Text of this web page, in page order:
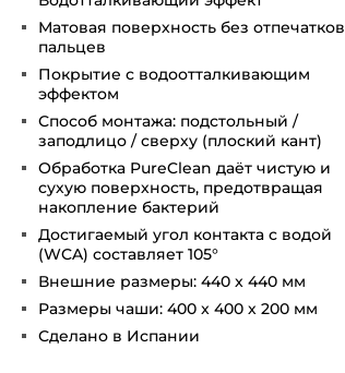
Матовая поверхность без отпечатков
пальцев
Покрытие с водоотталкивающим
эффектом
Способ монтажа: подстольный /
заподлицо / сверху (плоский кант)
Обработка PureClean даёт чистую и
сухую поверхность, предотвращая
накопление бактерий
Достигаемый угол контакта с водой
(WCA) составляет 105°
Внешние размеры: 440 x 440 мм
Размеры чаши: 400 x 400 х 200 мм
Сделано в Испании